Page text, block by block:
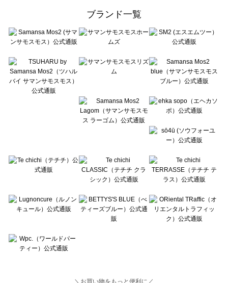
Te chichi（テチチ）の一覧
Te chichi CLASSIC（テチチ クラシック）の一覧
Lugnoncure（ルノンキュール）の一覧
BETTY'S BLUE（べティーズブルー）の一覧
Wpc.（ワールドパーティー）の一覧
ブランド一覧
＼お買い物をもっと便利に／